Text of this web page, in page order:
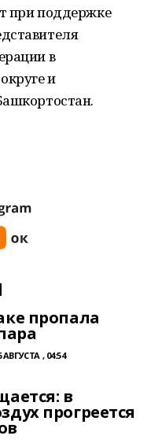
при поддержке
в
и
пропала
АВГУСТА , 04:54
в
прогреется